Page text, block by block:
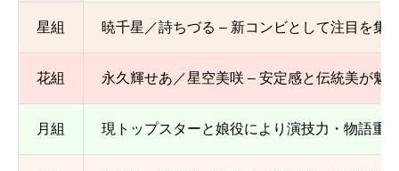
星組 暁千星／詩ちづる – 新コンビとして注目を集
花組 永久輝せあ／星空美咲 – 安定感と伝統美が魅
月組 現トップスターと娘役により演技力・物語重